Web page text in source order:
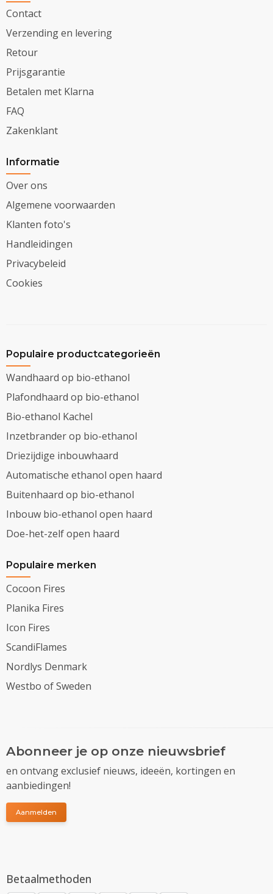
Contact
Verzending en levering
Retour
Prijsgarantie
Betalen met Klarna
FAQ
Zakenklant
Informatie
Over ons
Algemene voorwaarden
Klanten foto's
Handleidingen
Privacybeleid
Cookies
Populaire productcategorieën
Wandhaard op bio-ethanol
Plafondhaard op bio-ethanol
Bio-ethanol Kachel
Inzetbrander op bio-ethanol
Driezijdige inbouwhaard
Automatische ethanol open haard
Buitenhaard op bio-ethanol
Inbouw bio-ethanol open haard
Doe-het-zelf open haard
Populaire merken
Cocoon Fires
Planika Fires
Icon Fires
ScandiFlames
Nordlys Denmark
Westbo of Sweden
Abonneer je op onze nieuwsbrief
en ontvang exclusief nieuws, ideeën, kortingen en
aanbiedingen!
Aanmelden
Betaalmethoden